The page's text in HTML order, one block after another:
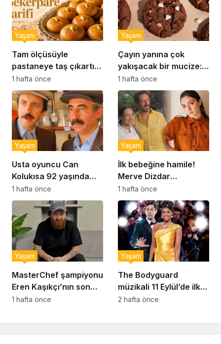
Tam ölçüsüyle
pastaneye taş çıkartır:
Şekerpare tarifi
Yaşam
1 hafta önce
Çayın yanına çok
yakışacak bir mucize:
Brownie tadında ıslak
kurabiye tarifi…
Yaşam
1 hafta önce
Usta oyuncu Can
Kolukısa 92 yaşında
hayatını kaybetti
Yaşam
1 hafta önce
İlk bebeğine hamile!
Merve Dizdar
sessizliğini bozdu: ‘İsim
bulmak çok zor’
Yaşam
1 hafta önce
MasterChef şampiyonu
Eren Kaşıkçı’nın son
anlarındaki kahreden
Yaşam
1 hafta önce
The Bodyguard
müzikali 11 Eylül’de ilk
kez Türkiye’de
Yaşam
2 hafta önce